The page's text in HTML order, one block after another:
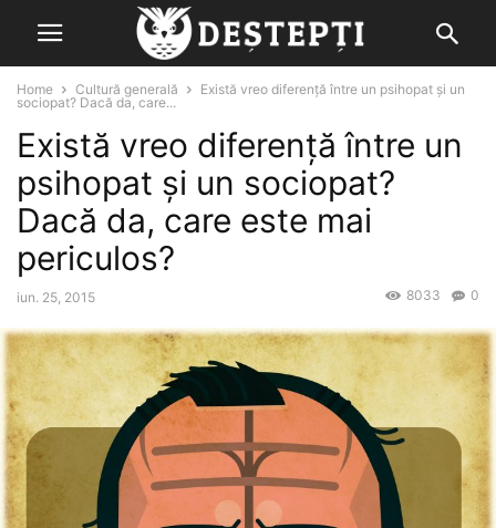
Home Cultură generală
Există vreo diferenţă între un psihopat şi un
sociopat? Dacă da, care...
Există vreo diferenţă între un
psihopat şi un sociopat?
Dacă da, care este mai
periculos?
iun. 25, 2015 0
8033